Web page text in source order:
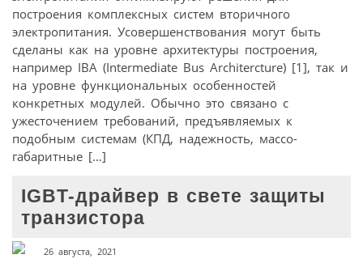
построения комплексных систем вторичного
электропитания. Усовершенствования могут быть
сделаны как на уровне архитектуры построения,
например IBA (Intermediate Bus Architercture) [1], так и
на уровне функциональных особенностей
конкретных модулей. Обычно это связано с
ужесточением требований, предъявляемых к
подобным системам (КПД, надежность, массо-
габаритные […]
IGBT-драйвер в свете защиты
транзистора
26 августа, 2021